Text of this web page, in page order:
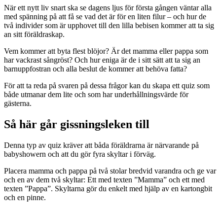
När ett nytt liv snart ska se dagens ljus för första gången väntar alla
med spänning på att få se vad det är för en liten filur – och hur de
två individer som är upphovet till den lilla bebisen kommer att ta sig
an sitt föräldraskap.
Vem kommer att byta flest blöjor? Är det mamma eller pappa som
har vackrast sångröst? Och hur eniga är de i sitt sätt att ta sig an
barnuppfostran och alla beslut de kommer att behöva fatta?
För att ta reda på svaren på dessa frågor kan du skapa ett quiz som
både utmanar dem lite och som har underhållningsvärde för
gästerna.
Så här går gissningsleken till
Denna typ av quiz kräver att båda föräldrarna är närvarande på
babyshowern och att du gör fyra skyltar i förväg.
Placera mamma och pappa på två stolar bredvid varandra och ge var
och en av dem två skyltar: Ett med texten ”Mamma” och ett med
texten ”Pappa”. Skyltarna gör du enkelt med hjälp av en kartongbit
och en pinne.